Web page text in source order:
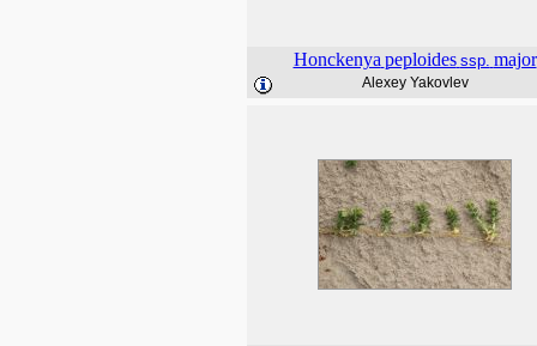
Honckenya peploides ssp. major
Alexey Yakovlev